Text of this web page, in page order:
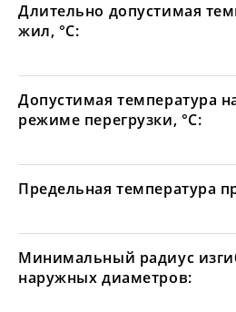
Длительно допустимая
жил, °С:
Допустимая температура
режиме перегрузки, °С:
Предельная температура
Минимальный радиус
наружных диаметров: